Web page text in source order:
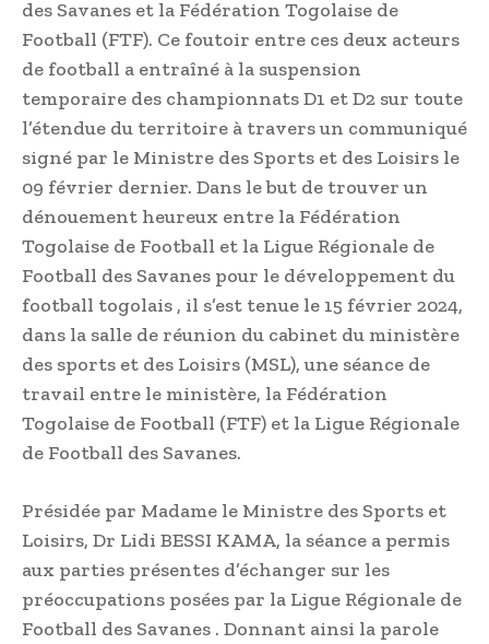
des Savanes et la Fédération Togolaise de
Football (FTF). Ce foutoir entre ces deux acteurs
de football a entraîné à la suspension
temporaire des championnats D1 et D2 sur toute
l’étendue du territoire à travers un communiqué
signé par le Ministre des Sports et des Loisirs le
09 février dernier. Dans le but de trouver un
dénouement heureux entre la Fédération
Togolaise de Football et la Ligue Régionale de
Football des Savanes pour le développement du
football togolais , il s’est tenue le 15 février 2024,
dans la salle de réunion du cabinet du ministère
des sports et des Loisirs (MSL), une séance de
travail entre le ministère, la Fédération
Togolaise de Football (FTF) et la Ligue Régionale
de Football des Savanes.
Présidée par Madame le Ministre des Sports et
Loisirs, Dr Lidi BESSI KAMA, la séance a permis
aux parties présentes d’échanger sur les
préoccupations posées par la Ligue Régionale de
Football des Savanes . Donnant ainsi la parole